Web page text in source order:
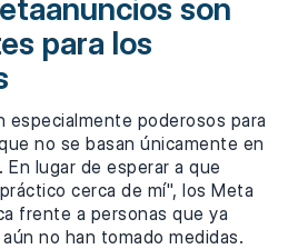
son
para los
especialmente poderosos para
no se basan únicamente en
lugar de esperar a que
cerca de mí", los Meta
frente a personas que ya
no han tomado medidas.